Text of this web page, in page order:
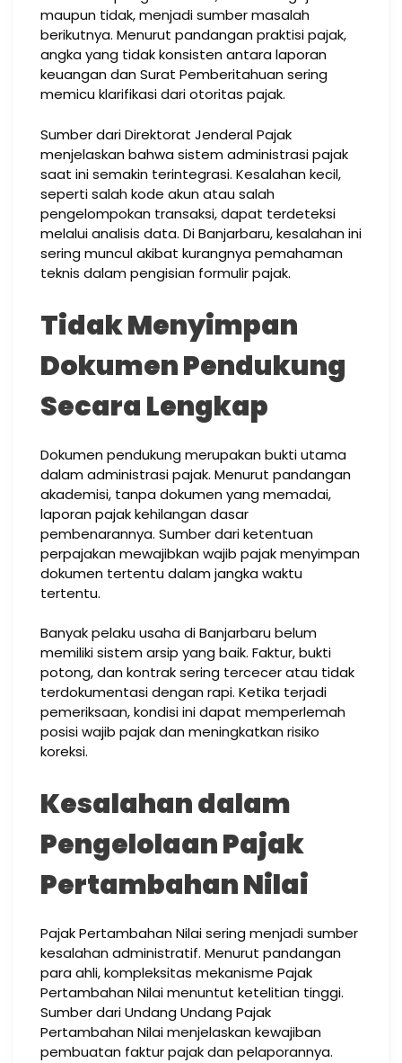
maupun tidak, menjadi sumber masalah
berikutnya. Menurut pandangan praktisi pajak,
angka yang tidak konsisten antara laporan
keuangan dan Surat Pemberitahuan sering
memicu klarifikasi dari otoritas pajak.
Sumber dari Direktorat Jenderal Pajak
menjelaskan bahwa sistem administrasi pajak
saat ini semakin terintegrasi. Kesalahan kecil,
seperti salah kode akun atau salah
pengelompokan transaksi, dapat terdeteksi
melalui analisis data. Di Banjarbaru, kesalahan ini
sering muncul akibat kurangnya pemahaman
teknis dalam pengisian formulir pajak.
Tidak Menyimpan
Dokumen Pendukung
Secara Lengkap
Dokumen pendukung merupakan bukti utama
dalam administrasi pajak. Menurut pandangan
akademisi, tanpa dokumen yang memadai,
laporan pajak kehilangan dasar
pembenarannya. Sumber dari ketentuan
perpajakan mewajibkan wajib pajak menyimpan
dokumen tertentu dalam jangka waktu
tertentu.
Banyak pelaku usaha di Banjarbaru belum
memiliki sistem arsip yang baik. Faktur, bukti
potong, dan kontrak sering tercecer atau tidak
terdokumentasi dengan rapi. Ketika terjadi
pemeriksaan, kondisi ini dapat memperlemah
posisi wajib pajak dan meningkatkan risiko
koreksi.
Kesalahan dalam
Pengelolaan Pajak
Pertambahan Nilai
Pajak Pertambahan Nilai sering menjadi sumber
kesalahan administratif. Menurut pandangan
para ahli, kompleksitas mekanisme Pajak
Pertambahan Nilai menuntut ketelitian tinggi.
Sumber dari Undang Undang Pajak
Pertambahan Nilai menjelaskan kewajiban
pembuatan faktur pajak dan pelaporannya.